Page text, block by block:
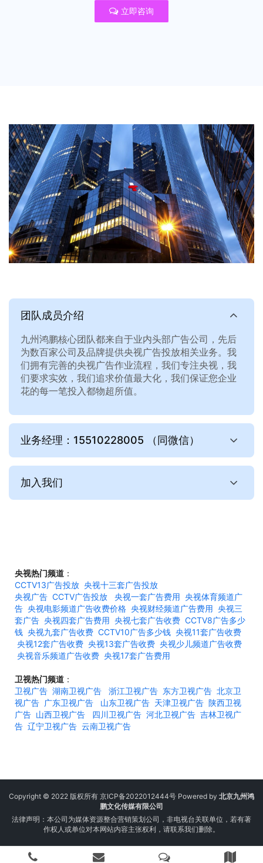
立即咨询
团队成员介绍
九州鸿鹏核心团队都来自于业内头部广告公司，先后
为数百家公司及品牌提供央视广告投放相关业务。我
们拥有完善的央视广告作业流程，我们专注央视，我
们要求实效，我们追求价值最大化，我们保证您企业
花的每一笔投入都物超所值。
业务经理：15510228005 （同微信）
加入我们
央视热门频道 ：
CCTV13广告投放 央视十三套广告投放
央视广告 CCTV广告投放 央视一套广告费用 央视体育频道广
告 央视电影频道广告收费价格 央视财经频道广告费用 央视三
套广告 央视四套广告费用 央视七套广告收费 CCTV8广告多少
钱 央视九套广告收费 CCTV10广告多少钱 央视11套广告收费
央视12套广告收费 央视13套广告收费 央视少儿频道广告收费
央视音乐频道广告收费 央视17套广告费用
卫视热门频道 ：
卫视广告 湖南卫视广告 浙江卫视广告 东方卫视广告 北京卫
视广告 广东卫视广告 山东卫视广告 天津卫视广告 陕西卫视
广告 山西卫视广告 四川卫视广告 河北卫视广告 吉林卫视广
告 辽宁卫视广告 云南卫视广告
Copyright © 2022 版权所有 京ICP备2022012444号 Powered by 北京九州鸿
鹏文化传媒有限公司
法律声明：本公司为媒体资源整合营销策划公司，非电视台关联单位，若有著
作权人或单位对本网站内容主张权利，请联系我们删除。